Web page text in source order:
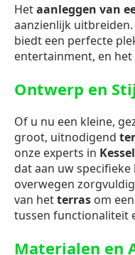
Hetaanleggen van
aanzienlijk
biedt een perfecte
entertainment, en
Ontwerp en
Of u nu een kleine,
groot, uitnodigend
onze experts in Kessel
dat aan uw
overwegen
van hetterras om
tussen functionaliteit
Materialen en